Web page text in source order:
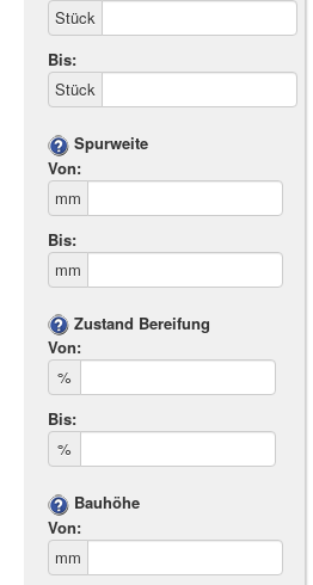
Stück
Bis:
Stück
Spurweite
Von:
mm
Bis:
mm
Zustand Bereifung
Von:
%
Bis:
%
Bauhöhe
Von:
mm